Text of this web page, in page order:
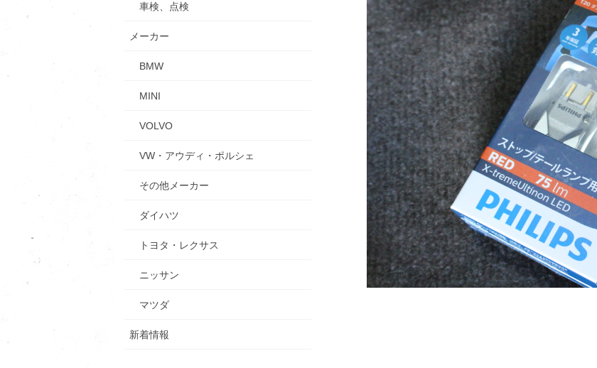
車検、点検
メーカー
BMW
MINI
VOLVO
VW・アウディ・ポルシェ
その他メーカー
ダイハツ
トヨタ・レクサス
ニッサン
マツダ
新着情報